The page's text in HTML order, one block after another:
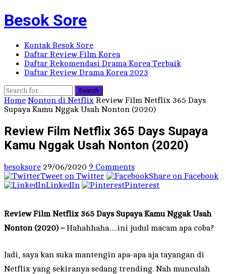
Besok Sore
Kontak Besok Sore
Daftar Review Film Korea
Daftar Rekomendasi Drama Korea Terbaik
Daftar Review Drama Korea 2023
Search
Home Nonton di Netflix Review Film Netflix 365 Days
Supaya Kamu Nggak Usah Nonton (2020)
Review Film Netflix 365 Days Supaya
Kamu Nggak Usah Nonton (2020)
besoksore 29/06/2020 9 Comments
Tweet on Twitter
Share on Facebook
LinkedIn
Pinterest
Review Film Netflix 365 Days Supaya Kamu Nggak Usah
Nonton (2020) –Hahahhaha…ini judul macam apa coba?
Jadi, saya kan suka mantengin apa-apa aja tayangan di
Netflix yang sekiranya sedang trending. Nah munculah